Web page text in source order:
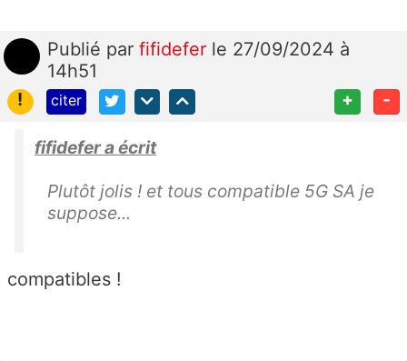
Publié par fifidefer le 27/09/2024 à
14h51
!
citer + -
fifidefer a écrit
Plutôt jolis ! et tous compatible 5G SA je
suppose...
compatibles !